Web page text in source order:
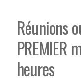
Réunions
PREMIER
heures